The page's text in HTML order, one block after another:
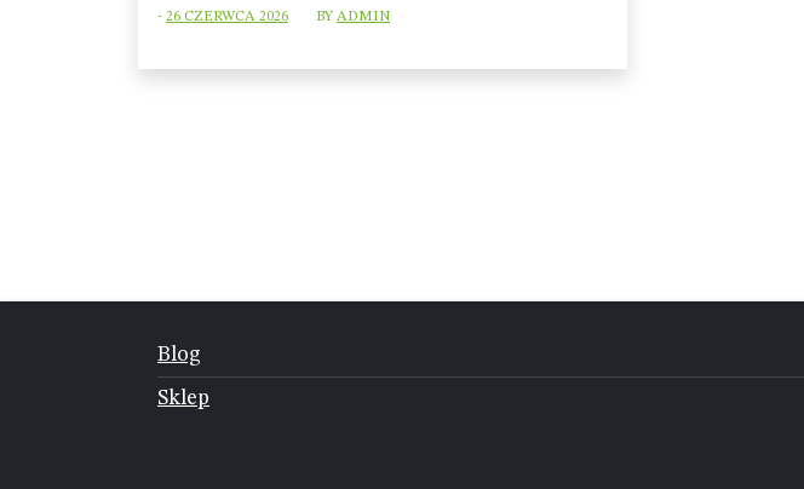
- 26 CZERWCA 2026 BYADMIN
Blog
Sklep